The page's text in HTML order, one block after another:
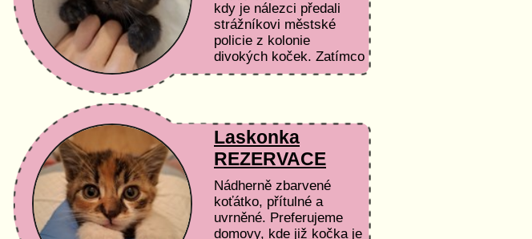
kdy je nálezci předali
strážníkovi městské
policie z kolonie
divokých koček. Zatímco
bráška chvíli pouštěl
vrněla :)
Laskonka
REZERVACE
Nádherně zbarvené
koťátko, přítulné a
uvrněné. Preferujeme
domovy, kde již kočka je